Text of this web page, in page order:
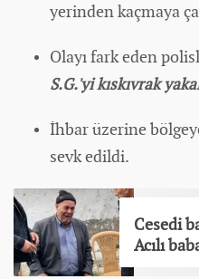
yerinden kaçmaya
Olayı fark eden
S.G.'yi kıskıvrak
İhbar üzerine
sevk edildi.
Cesedi
Acılı